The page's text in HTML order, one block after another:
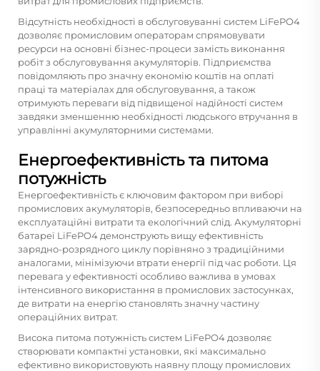
Відсутність необхідності в обслуговуванні систем LiFePO4
дозволяє промисловим операторам спрямовувати
ресурси на основні бізнес-процеси замість виконання
робіт з обслуговування акумуляторів. Підприємства
повідомляють про значну економію коштів на оплаті
праці та матеріалах для обслуговування, а також
отримують переваги від підвищеної надійності систем
завдяки зменшенню необхідності людського втручання в
управлінні акумуляторними системами.
Енергоефективність та питома
потужність
Енергоефективність є ключовим фактором при виборі
промислових акумуляторів, безпосередньо впливаючи на
експлуатаційні витрати та екологічний слід. Акумуляторні
батареї LiFePO4 демонструють вищу ефективність
зарядно-розрядного циклу порівняно з традиційними
аналогами, мінімізуючи втрати енергії під час роботи. Ця
перевага у ефективності особливо важлива в умовах
інтенсивного використання в промислових застосунках,
де витрати на енергію становлять значну частину
операційних витрат.
Висока питома потужність систем LiFePO4 дозволяє
створювати компактні установки, які максимально
ефективно використовують наявну площу промислових